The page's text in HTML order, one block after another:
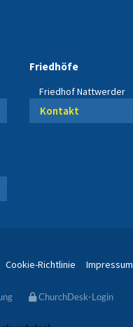
Friedhöfe
Friedhof Nattwerder
Kontakt
Cookie-Richtlinie Impressum
ChurchDesk-Login